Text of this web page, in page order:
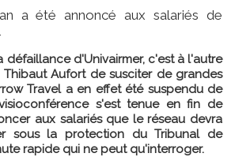
a été annoncé aux salariés de
défaillance d'Univairmer, c'est à l'autre
Aufort de susciter de grandes
Travel a en effet été suspendu de
s'est tenue en fin de
aux salariés que le réseau devra
sous la protection du Tribunal de
rapide qui ne peut qu'interroger.